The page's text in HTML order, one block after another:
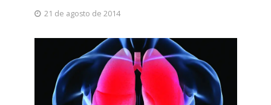
21 de agosto de 2014